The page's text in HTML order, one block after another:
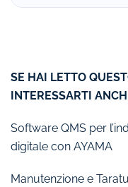
SE HAI LETTO
INTERESSARTI
Software QMS per
digitale con AYAMA
Manutenzione e